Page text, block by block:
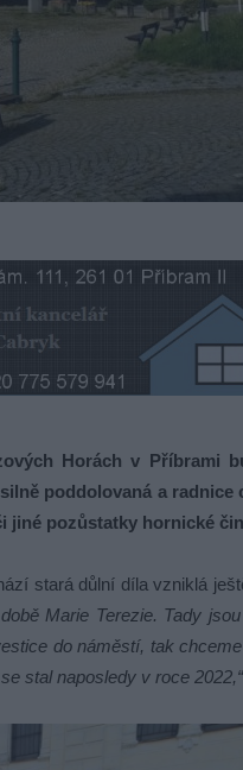
Horách v Příbrami
poddolovaná a radnice
jiné pozůstatky hornické
stará důlní díla vzniklá
Marie Terezie. Tady
do náměstí, tak
stal naposledy v roce 2022,“